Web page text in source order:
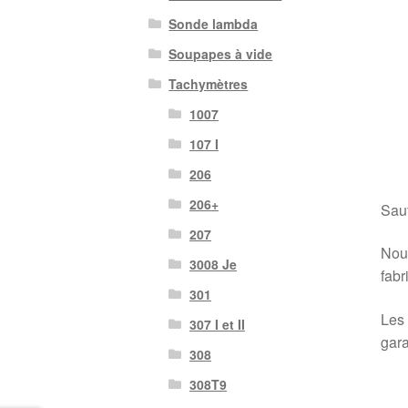
Sonde lambda
Soupapes à vide
Tachymètres
1007
107 I
206
206+
207
3008 Je
301
307 I et II
308
308T9